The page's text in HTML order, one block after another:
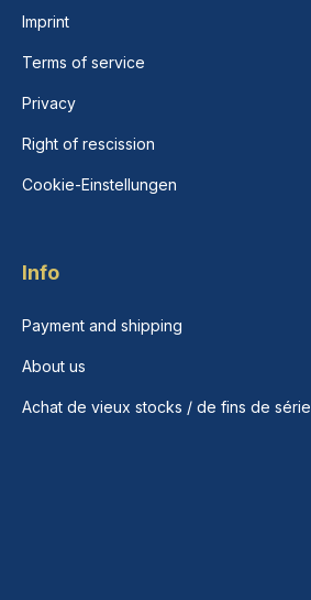
Imprint
Terms of service
Privacy
Right of rescission
Cookie-Einstellungen
Info
Payment and shipping
About us
Achat de vieux stocks / de fins de série